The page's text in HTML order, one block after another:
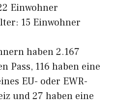
Einwohner
15 Einwohner
haben 2.167
Pass, 116 haben eine
EU- oder EWR-
und 27 haben eine